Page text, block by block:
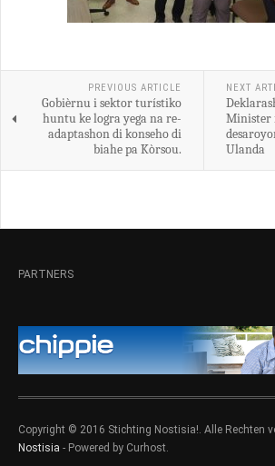
PREVIOUS ARTICLE
Gobièrnu i sektor turístiko
huntu ke logra yega na re-
adaptashon di konseho di
biahe pa Kòrsou.
NEXT
Minister
Ulanda
PARTNERS
Copyright © 2016 Stichting Nostisia!. Alle Rechten
Nostisia - Powered by Curhost.